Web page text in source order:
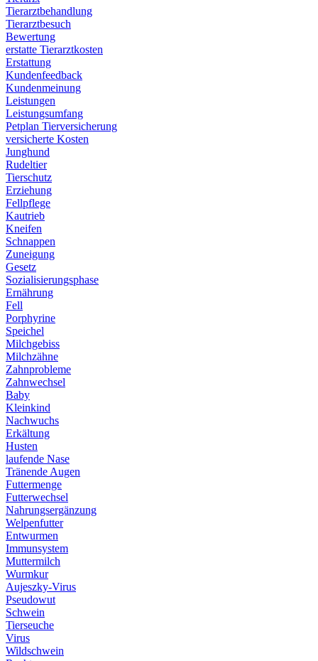
Tierarztbehandlung
Tierarztbesuch
Bewertung
erstatte Tierarztkosten
Erstattung
Kundenfeedback
Kundenmeinung
Leistungen
Leistungsumfang
Petplan Tierversicherung
versicherte Kosten
Junghund
Rudeltier
Tierschutz
Erziehung
Fellpflege
Kautrieb
Kneifen
Schnappen
Zuneigung
Gesetz
Sozialisierungsphase
Ernährung
Fell
Porphyrine
Speichel
Milchgebiss
Milchzähne
Zahnprobleme
Zahnwechsel
Baby
Kleinkind
Nachwuchs
Erkältung
Husten
laufende Nase
Tränende Augen
Futtermenge
Futterwechsel
Nahrungsergänzung
Welpenfutter
Entwurmen
Immunsystem
Muttermilch
Wurmkur
Aujeszky-Virus
Pseudowut
Schwein
Tierseuche
Virus
Wildschwein